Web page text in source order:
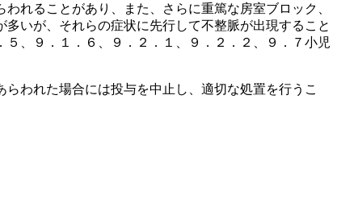
れることがあり、また、さらに重篤な房室ブロック、
いが、それらの症状に先行して不整脈が出現すること
、９．１．６、９．２．１、９．２．２、９．７小児
われた場合には投与を中止し、適切な処置を行うこ